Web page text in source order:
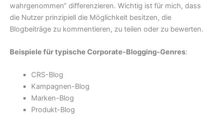
wahrgenommen“ differenzieren. Wichtig ist für mich, dass
die Nutzer prinzipiell die Möglichkeit besitzen, die
Blogbeiträge zu kommentieren, zu teilen oder zu bewerten.
Beispiele für typische Corporate-Blogging-Genres:
CRS-Blog
Kampagnen-Blog
Marken-Blog
Produkt-Blog